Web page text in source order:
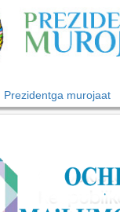
Prezidentga murojaat